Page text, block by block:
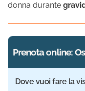
donna durante
Prenota online:
Dove vuoi fare la